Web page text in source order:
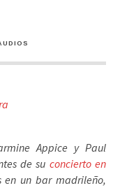
Appice y Paul
de su concierto en
en un bar madrileño,